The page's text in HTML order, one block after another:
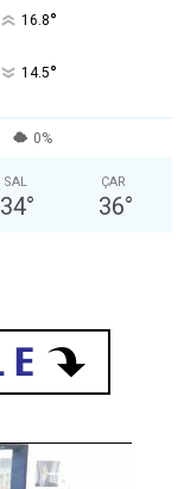
16.8°
14.5°
0%
SAL
34°
ÇAR
36°